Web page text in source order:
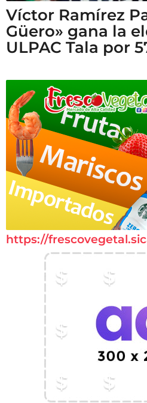
Víctor Ramírez
Güero» gana la
ULPAC Tala por
https://